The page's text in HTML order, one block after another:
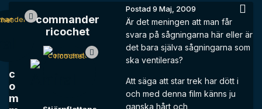
c
o
m
commander
ricochet
Postad9 Maj, 2009
Är det meningen att man får
svara på sågningarna här eller är
det bara själva sågningarna som
ska ventileras?
Att säga att star trek har dött i
och med denna film känns ju
ganska hårt och